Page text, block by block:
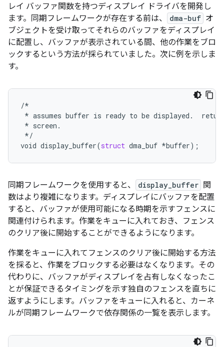
レイ バッファ関数を持つディスプレイ ドライバを開発し
ます。同期フレームワークが存在する前は、
dma-buf オ
ブジェクトを受け取ってそれらのバッファをディスプレイ
に配置し、バッファが表示されている間、他の作業をブロ
ックするという方法が採られていました。次に例を示しま
す。
/*
* assumes buffer is ready to be displayed .
* screen .
*/
void display_buffer(struct dma_buf *buffer);
同期フレームワークを使用すると、 display_buffer 関
数はより複雑になります。ディスプレイにバッファを配置
すると、バッファが使用可能になる時期を示すフェンスに
関連付けられます。作業をキューに入れておき、フェンス
のクリア後に開始することができるようになります。
作業をキューに入れてフェンスのクリア後に開始する方法
を採ると、作業をブロックする必要はなくなります。その
代わりに、バッファがディスプレイを占有しなくなったこ
とが保証できるタイミングを示す独自のフェンスを直ちに
返すようにします。バッファをキューに入れると、カーネ
ルが同期フレームワークで依存関係の一覧を表示します。